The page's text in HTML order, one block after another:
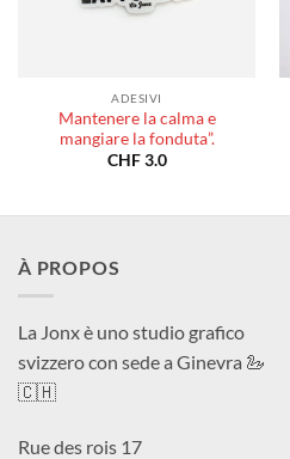
ADESIVI
Mantenere la calma e
mangiare la fonduta”.
CHF3.0
À PROPOS
La Jonx è uno studio grafico
svizzero con sede a Ginevra 🦢
🇨🇭
Rue des rois 17